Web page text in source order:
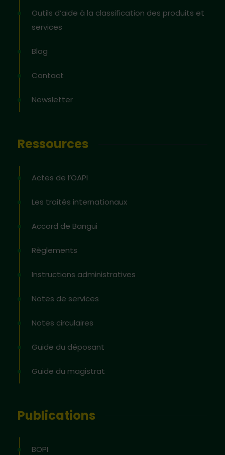
Outils d’aide à la classification des produits et
services
Blog
Contact
Newsletter
Ressources
Actes de l’OAPI
Les traités internationaux
Accord de Bangui
Règlements
Instructions administratives
Notes de services
Notes circulaires
Guide du déposant
Guide du magistrat
Publications
BOPI